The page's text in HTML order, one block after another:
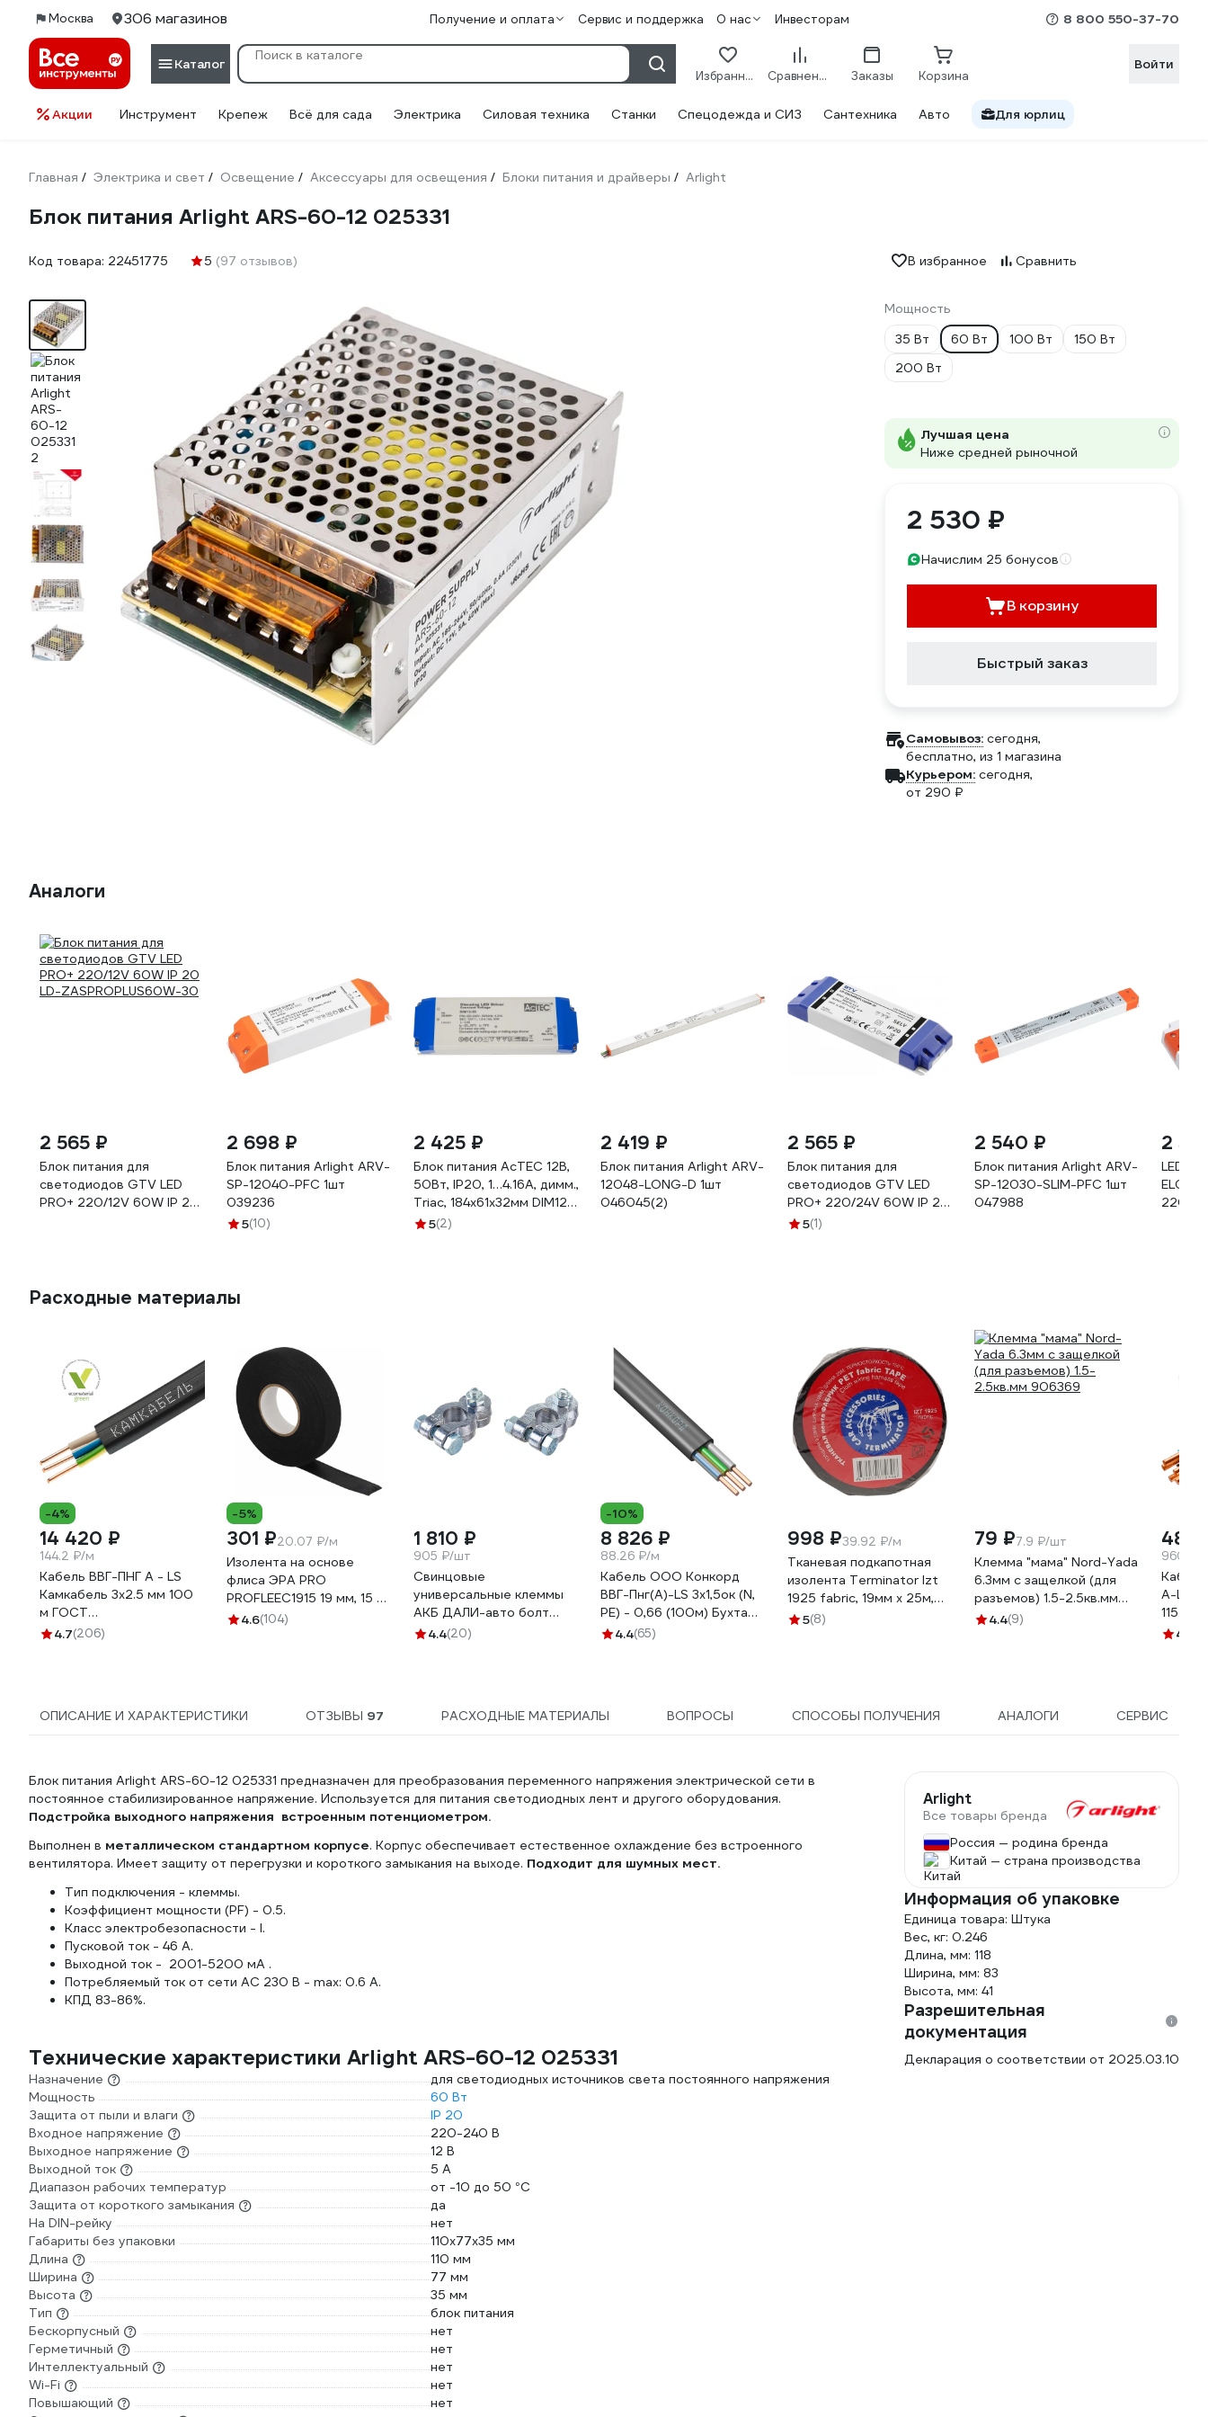
Москва 306 магазинов Получение и оплата Сервис и поддержка О нас Инвесторам 8 800 550-37-70
Каталог
Избранное Сравнение Заказы Корзина
Войти
Акции Инструмент Крепеж Всё для сада Электрика Силовая техника Станки Спецодежда и СИЗ Сантехника Авто Для юрлиц
Главная / Электрика и свет / Освещение / Аксессуары для освещения / Блоки питания и драйверы / Arlight
Блок питания Arlight ARS-60-12 025331
Код товара: 22451775 5 (97 отзывов) В избранное Сравнить
Мощность
35 Вт
60 Вт 100 Вт
150 Вт
200 Вт
Лучшая цена
Ниже средней рыночной
2 530 ₽
Начислим 25 бонусов
В корзину
Быстрый заказ
Самовывоз: сегодня,
бесплатно, из 1 магазина
Курьером: сегодня,
от 290 ₽
Аналоги
2 565 ₽
Блок питания для
светодиодов GTV LED
PRO+ 220/12V 60W IP 20
2 698 ₽
Блок питания Arlight ARV-
SP-12040-PFC 1шт
039236
5(10)
2 425 ₽
Блок питания AcTEC 12В,
50Вт, IP20, 1…4.16A, димм.,
Triac, 184x61x32мм DIM12-
505(2)
2 419 ₽
Блок питания Arlight ARV-
12048-LONG-D 1шт
046045(2)
2 565 ₽
Блок питания для
светодиодов GTV LED
PRO+ 220/24V 60W IP 20
LD-ZAS24PROPLUS60W-
5(1)
2 540 ₽
Блок питания Arlight ARV-
SP-12030-SLIM-PFC 1шт
047988
2
LED
220-
Расходные материалы
-4%
14 420 ₽
144.2 ₽/м
Кабель ВВГ-ПНГ А - LS
Камкабель 3x2.5 мм 100
м ГОСТ
1157К30HG00070А0100М
4.7(206)
-5%
301 ₽20.07 ₽/м
Изолента на основе
флиса ЭРА PRO
PROFLEEC1915 19 мм, 15 м,
0,3 мм, черная Б0057181
4.6(104)
1 810 ₽
905 ₽/шт
Свинцовые
универсальные клеммы
АКБ ДАЛИ-авто болт
сверху DA-02532
4.4(20)
-10%
8 826 ₽
88.26 ₽/м
Кабель ООО Конкорд
ВВГ-Пнг(А)-LS 3x1,5ок (N,
PE) - 0,66 (100м) Бухта
100м 4662
4.4(65)
998 ₽39.92 ₽/м
Тканевая подкапотная
изолента Terminator Izt
1925 fabric, 19мм х 25м,
толщина 0,25мм
5(8)
79 ₽7.9 ₽/шт
Клемма "мама" Nord-Yada
6.3мм с защелкой (для
разъемов) 1.5-2.5кв.мм
906369
4.4(9)
48
960 ₽/
А-LS
4.7
ОПИСАНИЕ И ХАРАКТЕРИСТИКИ ОТЗЫВЫ 97 РАСХОДНЫЕ МАТЕРИАЛЫ ВОПРОСЫ СПОСОБЫ ПОЛУЧЕНИЯ АНАЛОГИ СЕРВИС
Блок питания Arlight ARS-60-12 025331 предназначен для преобразования переменного напряжения электрической сети в
постоянное стабилизированное напряжение. Используется для питания светодиодных лент и другого оборудования.
Подстройка выходного напряжения встроенным потенциометром.
Выполнен в металлическом стандартном корпусе. Корпус обеспечивает естественное охлаждение без встроенного
вентилятора. Имеет защиту от перегрузки и короткого замыкания на выходе. Подходит для шумных мест.
Тип подключения - клеммы.
Коэффициент мощности (PF) - 0.5.
Класс электробезопасности - I.
Пусковой ток - 46 А.
Выходной ток - 2001-5200 мА .
Потребляемый ток от сети AC 230 В - max: 0.6 A.
КПД 83-86%.
Технические характеристики Arlight ARS-60-12 025331
Назначение
для светодиодных источников света постоянного напряжения
Мощность
60 Вт
Защита от пыли и влаги
IP 20
Входное напряжение
220-240 В
Выходное напряжение
12 В
Выходной ток
5 А
Диапазон рабочих температур
от -10 до 50 °С
Защита от короткого замыкания
да
На DIN-рейку
нет
Габариты без упаковки
110х77х35 мм
Длина
110 мм
Ширина
77 мм
Высота
35 мм
Тип
блок питания
Бескорпусный
нет
Герметичный
нет
Интеллектуальный
нет
Wi-Fi
нет
Повышающий
нет
Arlight
Все товары бренда
Россия — родина бренда
Китай — страна производства
Информация об упаковке
Единица товара: Штука
Вес, кг: 0.246
Длина, мм: 118
Ширина, мм: 83
Высота, мм: 41
Разрешительная
документация
Декларация о соответствии от 2025.03.10